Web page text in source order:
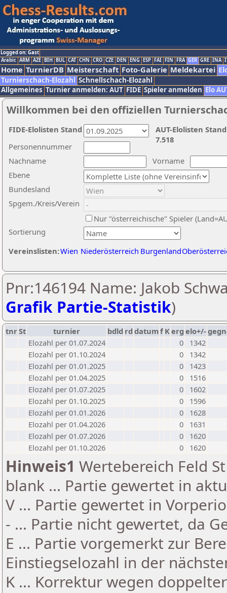
Logged on: Gast
Arabic ARM AZE BIH BUL CAT CHN CRO CZE DEN ENG ESP FAI FIN FRA GER GRE INA
Home TurnierDB Meisterschaft Foto-Galerie Meldekartei
Turnierschach-Elozahl Schnellschach-Elozahl
Allgemeines Turnier anmelden: AUT FIDE Spieler anmelden Elo
Willkommen bei den offiziellen
Nachname
Vorname
Ebene
Sortierung
Personennummer
Bundesland
Spgem./Kreis/Verein
Nur "österreichische" Spieler
Vereinslisten:Wien Niederösterreich Burgenland
AUT-Elolisten
7.518
FIDE-Elolisten Stand
Pnr:146194 Name: Jakob
Grafik Partie-Statistik)
tnrSt turnier bdld rd datumf Kerg elo+/-
Elozahl per 01.07.2024
0
1342
Elozahl per 01.10.2024
0
1342
Elozahl per 01.01.2025
0
1423
Elozahl per 01.04.2025
0
1516
Elozahl per 01.07.2025
0
1602
Elozahl per 01.10.2025
0
1596
Elozahl per 01.01.2026
0
1628
Elozahl per 01.04.2026
0
1631
Elozahl per 01.07.2026
0
1620
Elozahl per 01.10.2026
0 1620
Hinweis1 Wertebereich Feld
blank ... Partie gewertet in
V ... Partie gewertet in
- ... Partie nicht gewertet, da
E ... Partie vorgemerkt zur
Einstiegselozahl in der
K ... Korrektur wegen